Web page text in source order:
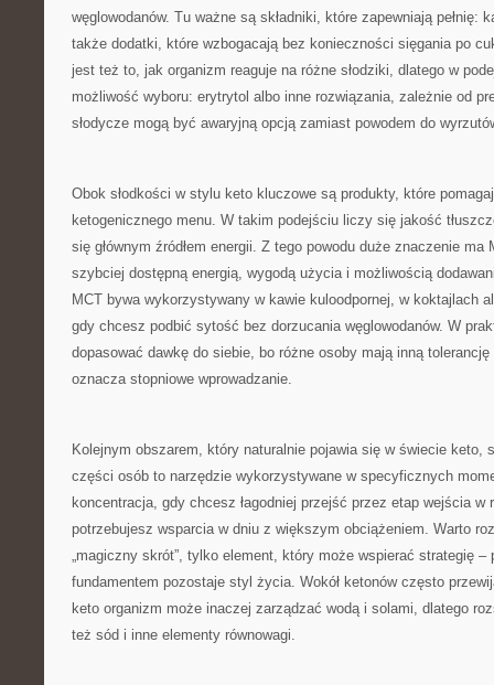
węglowodanów. Tu ważne są składniki, które zapewniają pełnię:
także dodatki, które wzbogacają bez konieczności sięgania po
jest też to, jak organizm reaguje na różne słodziki, dlatego w
możliwość wyboru: erytrytol albo inne rozwiązania, zależnie od
słodycze mogą być awaryjną opcją zamiast powodem do
Obok słodkości w stylu keto kluczowe są produkty, które
ketogenicznego menu. W takim podejściu liczy się jakość
się głównym źródłem energii. Z tego powodu duże znaczenie ma
szybciej dostępną energią, wygodą użycia i możliwością
MCT bywa wykorzystywany w kawie kuloodpornej, w koktajlach
gdy chcesz podbić sytość bez dorzucania węglowodanów. W
dopasować dawkę do siebie, bo różne osoby mają inną
oznacza stopniowe wprowadzanie.
Kolejnym obszarem, który naturalnie pojawia się w świecie keto,
części osób to narzędzie wykorzystywane w specyficznych
koncentracja, gdy chcesz łagodniej przejść przez etap wejścia w
potrzebujesz wsparcia w dniu z większym obciążeniem. Warto
„magiczny skrót”, tylko element, który może wspierać strategię –
fundamentem pozostaje styl życia. Wokół ketonów często
keto organizm może inaczej zarządzać wodą i solami, dlatego
też sód i inne elementy równowagi.